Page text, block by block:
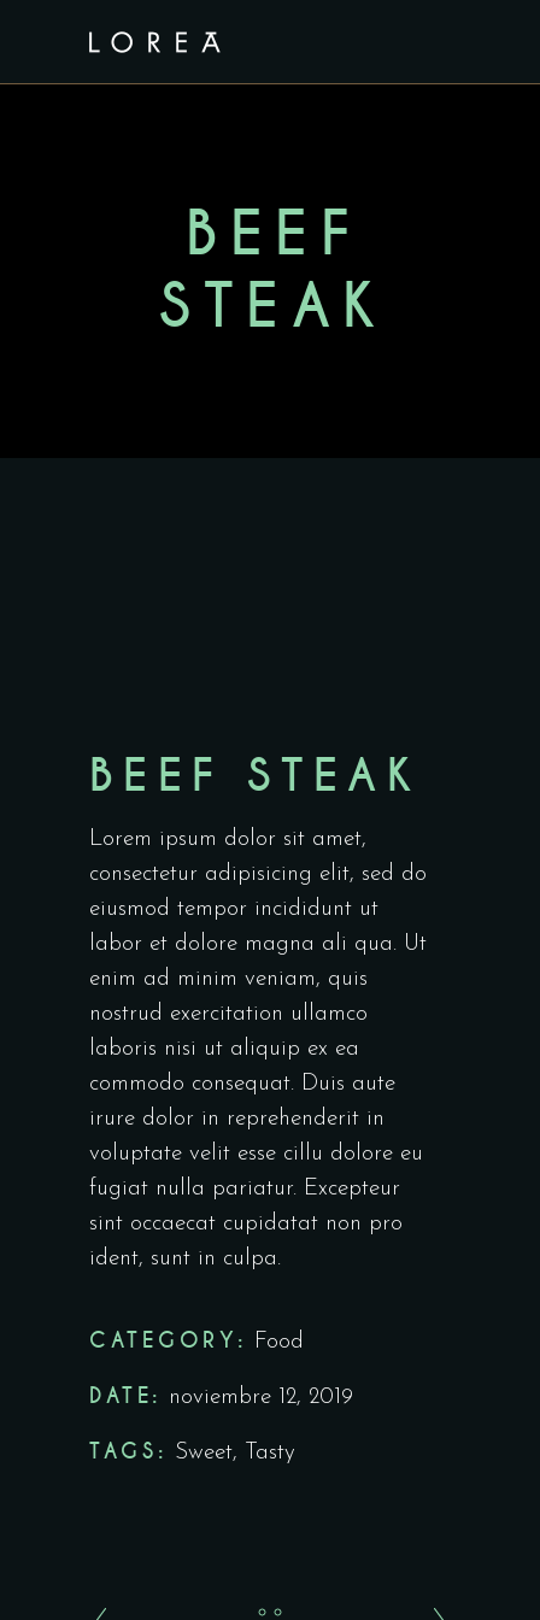
BEEF
STEAK
BEEF STEAK
Lorem ipsum dolor sit amet,
consectetur adipisicing elit, sed do
eiusmod tempor incididunt ut
labor et dolore magna ali qua. Ut
enim ad minim veniam, quis
nostrud exercitation ullamco
laboris nisi ut aliquip ex ea
commodo consequat. Duis aute
irure dolor in reprehenderit in
voluptate velit esse cillu dolore eu
fugiat nulla pariatur. Excepteur
sint occaecat cupidatat non pro
ident, sunt in culpa.
CATEGORY: Food
DATE: noviembre 12, 2019
TAGS: Sweet, Tasty